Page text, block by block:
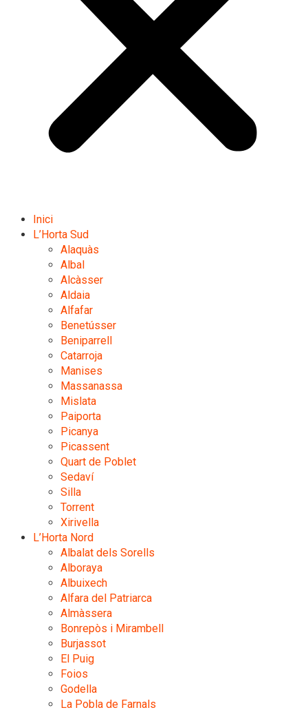
Inici
L’Horta Sud
Alaquàs
Albal
Alcàsser
Aldaia
Alfafar
Benetússer
Beniparrell
Catarroja
Manises
Massanassa
Mislata
Paiporta
Picanya
Picassent
Quart de Poblet
Sedaví
Silla
Torrent
Xirivella
L’Horta Nord
Albalat dels Sorells
Alboraya
Albuixech
Alfara del Patriarca
Almàssera
Bonrepòs i Mirambell
Burjassot
El Puig
Foios
Godella
La Pobla de Farnals